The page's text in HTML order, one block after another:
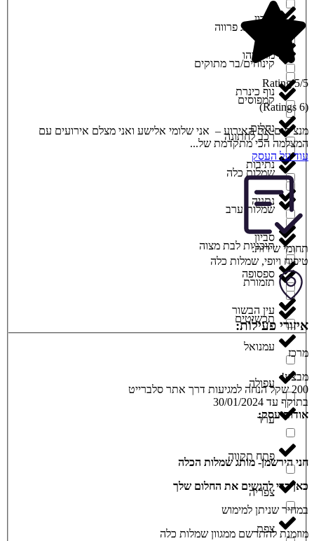
קייטרינג פרווה
קינוחים/בר מתוקים
קמפוסים
רכב לחתונה
שמלות כלה
שמלות ערב
תוכניות לבת מצוה
תזמורת
תכשיטים
מירון
מתתיהו
נוף כינרת
נחלים
נתיבות
נתניה
סביון
ספסופה
עין הבשור
עמנואל
עפולה
ערד
פתח תקווה
צפריה
צפת
5/5 Rating
(6 Ratings)
מנציחים את האירוע – אני שלומי אלישע ואני מצלם אירועים עם
המצלמה הכי מתקדמת של...
עוד על העסק
תחומי שירות:
טיפוח ויופי, שמלות כלה
איזורי פעילות:
מרכז
מבצע!
200 שקל הנחה למגיעות דרך אתר סלברייט
בתוקף עד 30/01/2024
אודות עסק:
חני הירשמן- מותג שמלות הכלה
כאן כדי להגשים את החלום שלך
במחיר שניתן למימוש
מוזמנת להתרשם ממגוון שמלות כלה